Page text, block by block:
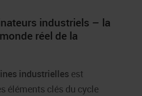
industriels – la
réel de la
industrielles est
éléments clés du cycle